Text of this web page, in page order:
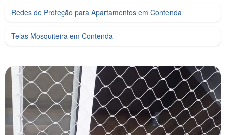
Redes de Proteção para Apartamentos em Contenda
Telas Mosquiteira em Contenda